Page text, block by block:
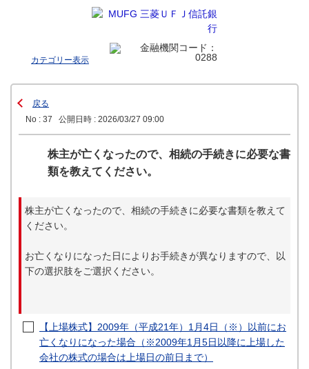
カテゴリー表示
戻る
No : 37
公開日時 : 2026/03/27 09:00
株主が亡くなったので、相続の手続きに必要な書
類を教えてください。
株主が亡くなったので、相続の手続きに必要な書類を教えて
ください。
お亡くなりになった日によりお手続きが異なりますので、以
下の選択肢をご選択ください。
【上場株式】2009年（平成21年）1月4日（※）以前にお
亡くなりになった場合（※2009年1月5日以降に上場した
会社の株式の場合は上場日の前日まで）